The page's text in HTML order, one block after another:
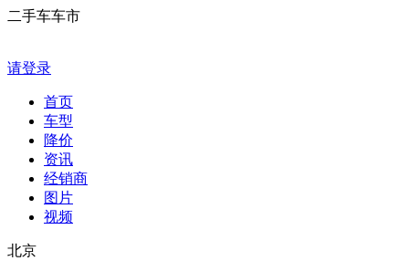
二手车车市
请登录
首页
车型
降价
资讯
经销商
图片
视频
北京